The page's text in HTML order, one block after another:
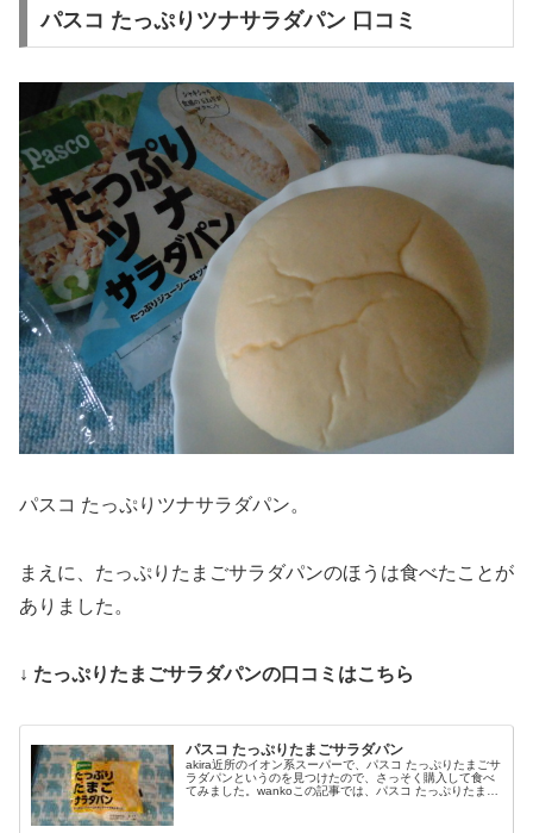
パスコ たっぷりツナサラダパン 口コミ
パスコ たっぷりツナサラダパン。
まえに、たっぷりたまごサラダパンのほうは食べたことが
ありました。
↓ たっぷりたまごサラダパンの口コミはこちら
パスコ たっぷりたまごサラダパン
akira近所のイオン系スーパーで、パスコ たっぷりたまごサ
ラダパンというのを見つけたので、さっそく購入して食べ
てみました。wankoこの記事では、パスコ たっぷりたまご